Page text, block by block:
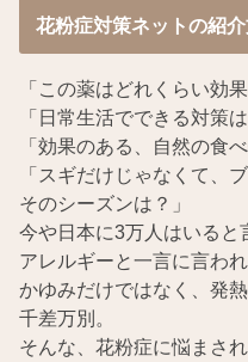
花粉症対策ネットの紹
「この薬はどれくらい効
「日常生活でできる対策は
「効果のある、自然の食べ
「スギだけじゃなくて、
そのシーズンは？」
今や日本に3万人はいると
アレルギーと一言に言わ
かゆみだけではなく、発
千差万別。
そんな、花粉症に悩まさ